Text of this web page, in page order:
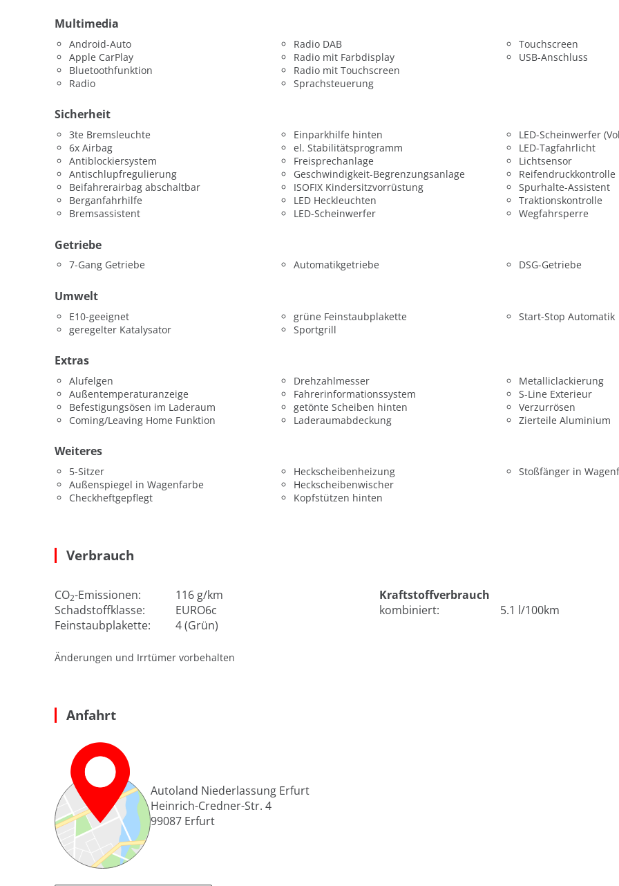
Multimedia
Android-Auto
Apple CarPlay
Bluetoothfunktion
Radio
Radio DAB
Radio mit Farbdisplay
Radio mit Touchscreen
Sprachsteuerung
Touchscreen
USB-Anschluss
Sicherheit
3te Bremsleuchte
6x Airbag
Antiblockiersystem
Antischlupfregulierung
Beifahrerairbag abschaltbar
Berganfahrhilfe
Bremsassistent
Einparkhilfe hinten
el. Stabilitätsprogramm
Freisprechanlage
Geschwindigkeit-Begrenzungsanlage
ISOFIX Kindersitzvorrüstung
LED Heckleuchten
LED-Scheinwerfer
LED-Scheinwerfer
LED-Tagfahrlicht
Lichtsensor
Reifendruckkontrolle
Spurhalte-Assistent
Traktionskontrolle
Wegfahrsperre
Getriebe
7-Gang Getriebe Automatikgetriebe DSG-Getriebe
Umwelt
E10-geeignet
geregelter Katalysator
grüne Feinstaubplakette
Sportgrill
Start-Stop Automatik
Extras
Alufelgen
Außentemperaturanzeige
Befestigungsösen im Laderaum
Coming/Leaving Home Funktion
Drehzahlmesser
Fahrerinformationssystem
getönte Scheiben hinten
Laderaumabdeckung
Metalliclackierung
S-Line Exterieur
Verzurrösen
Zierteile Aluminium
Weiteres
5-Sitzer
Außenspiegel in Wagenfarbe
Checkheftgepflegt
Heckscheibenheizung
Heckscheibenwischer
Kopfstützen hinten
Stoßfänger in
Verbrauch
CO2-Emissionen:
116 g/km
Schadstoffklasse:
EURO6c
Feinstaubplakette:
4 (Grün)
Kraftstoffverbrauch
kombiniert:
5.1 l/100km
Änderungen und Irrtümer vorbehalten
Anfahrt
Autoland Niederlassung Erfurt
Heinrich-Credner-Str. 4
99087 Erfurt